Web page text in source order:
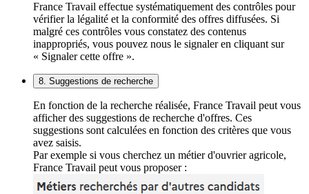
France Travail effectue systématiquement des contrôles pour
vérifier la légalité et la conformité des offres diffusées. Si
malgré ces contrôles vous constatez des contenus
inappropriés, vous pouvez nous le signaler en cliquant sur
« Signaler cette offre ».
8. Suggestions de recherche
En fonction de la recherche réalisée, France Travail peut vous
afficher des suggestions de recherche d'offres. Ces
suggestions sont calculées en fonction des critères que vous
avez saisis.
Par exemple si vous cherchez un métier d'ouvrier agricole,
France Travail peut vous proposer :